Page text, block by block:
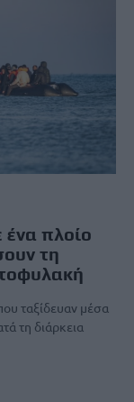
πλοίο
τη
ταξίδευαν μέσα
τη διάρκεια